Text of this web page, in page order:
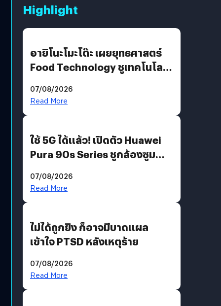
Highlight
อายิโนะโมะโต๊ะ เผยยุทธศาสตร์
Food Technology ชูเทคโนโลยี
บริโภคและ B2B
07/08/2026
Read More
ใช้ 5G ได้แล้ว! เปิดตัว Huawei
Pura 90s Series ชูกล้องซูม
07/08/2026
Read More
ไม่ได้ถูกยิง ก็อาจมีบาดแผล
เข้าใจ PTSD หลังเหตุร้าย
07/08/2026
Read More